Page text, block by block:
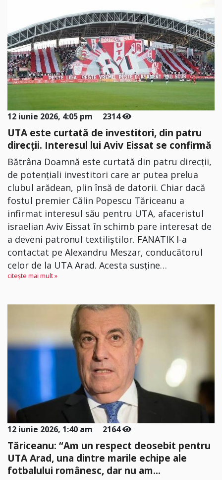
12 iunie 2026, 4:05 pm 2314
UTA este curtată de investitori, din patru
direcții. Interesul lui Aviv Eissat se confirmă
Bătrâna Doamnă este curtată din patru direcții,
de potențiali investitori care ar putea prelua
clubul arădean, plin însă de datorii. Chiar dacă
fostul premier Călin Popescu Tăriceanu a
infirmat interesul său pentru UTA, afaceristul
israelian Aviv Eissat în schimb pare interesat de
a deveni patronul textiliștilor. FANATIK l-a
contactat pe Alexandru Meszar, conducătorul
celor de la UTA Arad. Acesta susţine…
citește mai mult »
12 iunie 2026, 1:40 am 2164
Tăriceanu: “Am un respect deosebit pentru
UTA Arad, una dintre marile echipe ale
fotbalului românesc, dar nu am...